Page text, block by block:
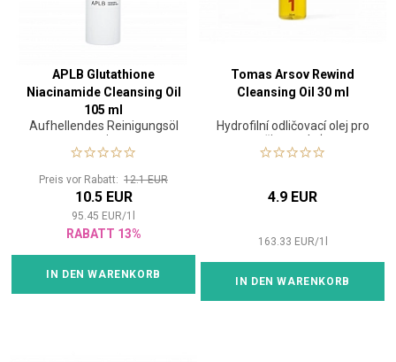
APLB Glutathione
Niacinamide Cleansing Oil
105 ml
Aufhellendes Reinigungsöl
mit
feuchtigkeitsspendender
Preis vor Rabatt: 12.1 EUR
10.5 EUR
95.45 EUR/1
RABATT 13%
IN DEN WARENKORB
Tomas Arsov Rewind
Cleansing Oil 30 ml
Hydrofilní odličovací olej pro
čistou pleť
4.9 EUR
163.33 EUR/1
IN DEN WARENKORB